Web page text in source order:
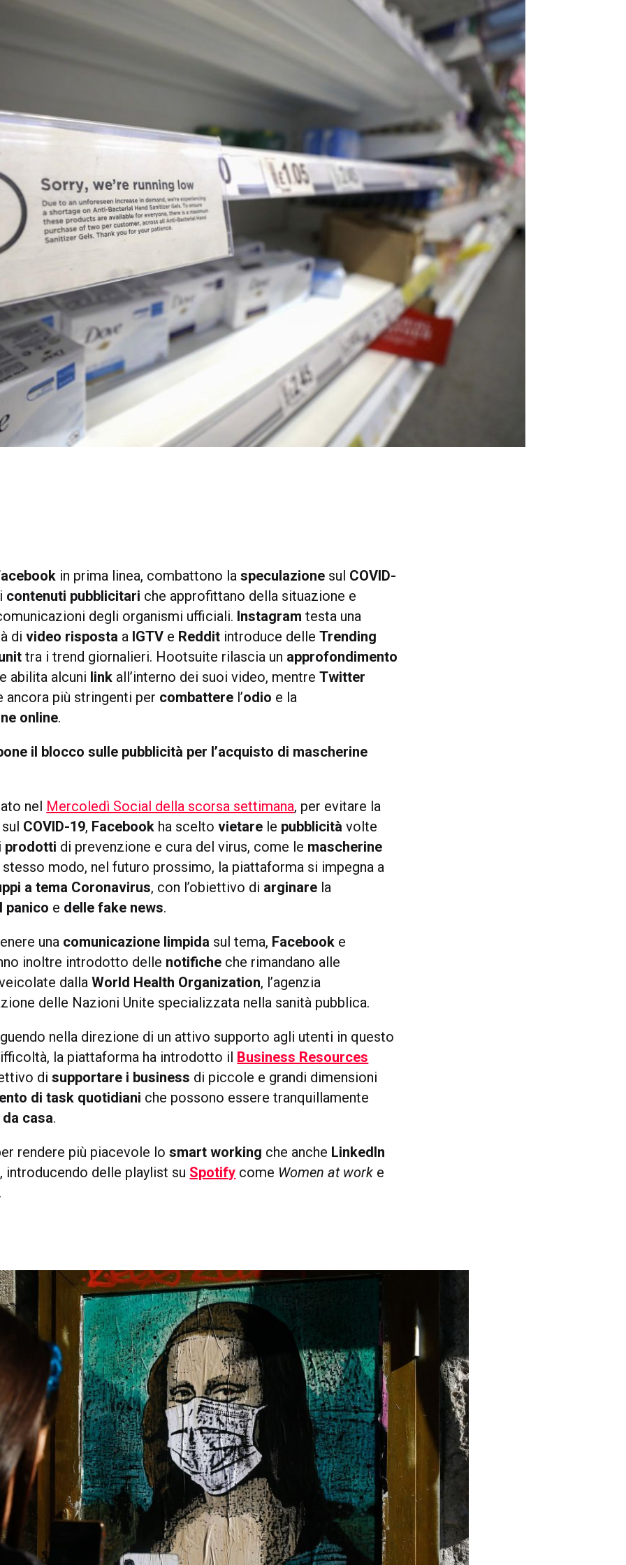
in prima linea, combattono laspeculazione sul COVID-
contenuti pubblicitari che approfittano della situazione e
degli organismi ufficiali. Instagram testa una
divideo risposta a IGTV e Reddit introduce delleTrending
tra i trend giornalieri. Hootsuite rilascia un approfondimento
abilita alcuni link all’interno dei suoi video, mentreTwitter
ancora più stringenti per combattere l’odio e la
online.
il blocco sulle pubblicità per l’acquisto di mascherine
nel Mercoledì Social della scorsa settimana, per evitare la
COVID-19, Facebook ha sceltovietare le pubblicità volte
prodotti di prevenzione e cura del virus, come le mascherine
stesso modo, nel futuro prossimo, la piattaforma si impegna a
a tema Coronavirus, con l’obiettivo di arginare la
panico e delle fake news.
una comunicazione limpida sul tema, Facebook e
inoltre introdotto delle notifiche che rimandano alle
dallaWorld Health Organization, l’agenzia
delle Nazioni Unite specializzata nella sanità pubblica.
nella direzione di un attivo supporto agli utenti in questo
la piattaforma ha introdotto il
Business Resources
disupportare i business di piccole e grandi dimensioni
di task quotidiani che possono essere tranquillamente
casa.
rendere più piacevole losmart working che anche LinkedIn
introducendo delle playlist su Spotify come Women at work e